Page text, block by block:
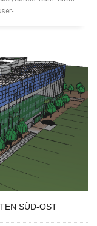
...
SÜD-OST